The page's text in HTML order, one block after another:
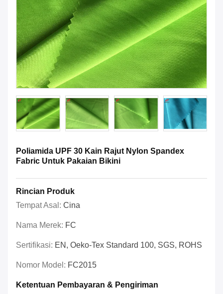
Poliamida UPF 30 Kain Rajut Nylon Spandex
Fabric Untuk Pakaian Bikini
Rincian Produk
Tempat Asal: Cina
Nama Merek: FC
Sertifikasi: EN, Oeko-Tex Standard 100, SGS, ROHS
Nomor Model: FC2015
Ketentuan Pembayaran & Pengiriman